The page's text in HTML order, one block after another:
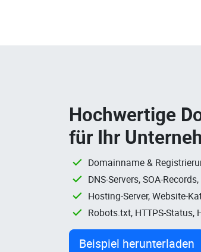
Hochwertige
für Ihr
Domainname &
DNS-Servers, SOA-
Hosting-Server, Website-
Robots.txt, HTTPS-Status,
Beispiel herunterladen